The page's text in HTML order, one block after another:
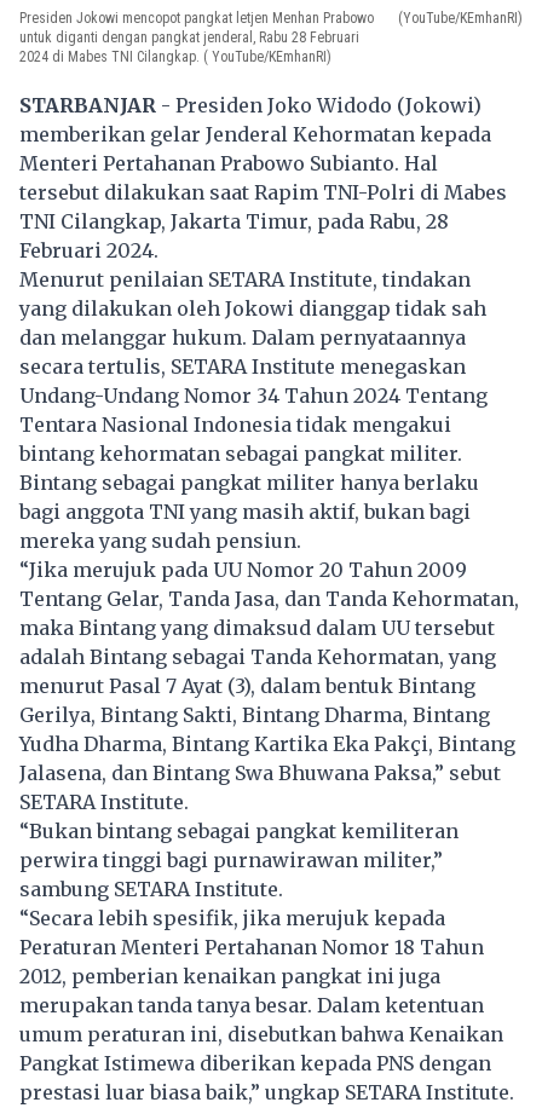
Presiden Jokowi mencopot pangkat letjen Menhan Prabowo
untuk diganti dengan pangkat jenderal, Rabu 28 Februari
2024 di Mabes TNI Cilangkap. ( YouTube/KEmhanRI)
(YouTube/KEmhanRI)
STARBANJAR - Presiden Joko Widodo (Jokowi)
memberikan gelar Jenderal Kehormatan kepada
Menteri Pertahanan Prabowo Subianto. Hal
tersebut dilakukan saat Rapim TNI-Polri di Mabes
TNI Cilangkap, Jakarta Timur, pada Rabu, 28
Februari 2024.
Menurut penilaian SETARA Institute, tindakan
yang dilakukan oleh Jokowi dianggap tidak sah
dan melanggar hukum. Dalam pernyataannya
secara tertulis, SETARA Institute menegaskan
Undang-Undang Nomor 34 Tahun 2024 Tentang
Tentara Nasional Indonesia tidak mengakui
bintang kehormatan sebagai pangkat militer.
Bintang sebagai pangkat militer hanya berlaku
bagi anggota TNI yang masih aktif, bukan bagi
mereka yang sudah pensiun.
“Jika merujuk pada UU Nomor 20 Tahun 2009
Tentang Gelar, Tanda Jasa, dan Tanda Kehormatan,
maka Bintang yang dimaksud dalam UU tersebut
adalah Bintang sebagai Tanda Kehormatan, yang
menurut Pasal 7 Ayat (3), dalam bentuk Bintang
Gerilya, Bintang Sakti, Bintang Dharma, Bintang
Yudha Dharma, Bintang Kartika Eka Pakçi, Bintang
Jalasena, dan Bintang Swa Bhuwana Paksa,” sebut
SETARA Institute.
“Bukan bintang sebagai pangkat kemiliteran
perwira tinggi bagi purnawirawan militer,”
sambung SETARA Institute.
“Secara lebih spesifik, jika merujuk kepada
Peraturan Menteri Pertahanan Nomor 18 Tahun
2012, pemberian kenaikan pangkat ini juga
merupakan tanda tanya besar. Dalam ketentuan
umum peraturan ini, disebutkan bahwa Kenaikan
Pangkat Istimewa diberikan kepada PNS dengan
prestasi luar biasa baik,” ungkap SETARA Institute.